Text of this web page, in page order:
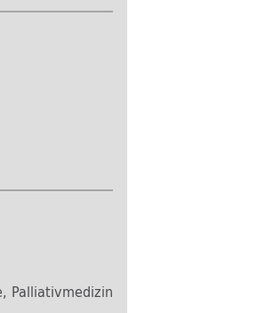
Palliativmedizin